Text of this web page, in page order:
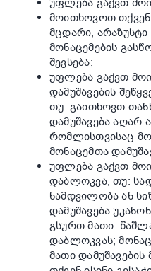
უფლება გაქვთ
მოითხოვოთ თქვენ
მცდარი,
მონაცემების
შევსება;
უფლება გაქვთ
დამუშავების
თუ: გაითხოვთ
დამუშავება აღარ
რომლისთვისაც
მონაცემთა
უფლება გაქვთ
დაბლოკვა, თუ:
ნამდვილობა ან
დამუშავება
გსურთ მათი
დაბლოკვას;
მათი დამუშავების